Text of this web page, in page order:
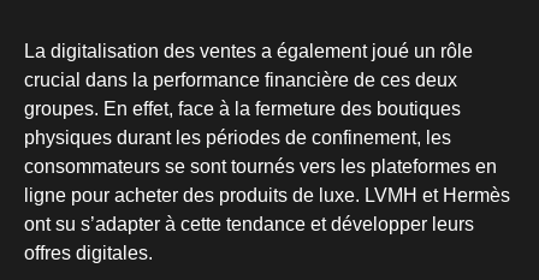
La digitalisation des ventes a également joué un rôle
crucial dans la performance financière de ces deux
groupes. En effet, face à la fermeture des boutiques
physiques durant les périodes de confinement, les
consommateurs se sont tournés vers les plateformes en
ligne pour acheter des produits de luxe. LVMH et Hermès
ont su s’adapter à cette tendance et développer leurs
offres digitales.